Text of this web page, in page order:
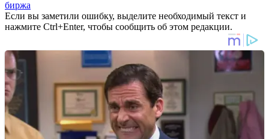
биржа
Если вы заметили ошибку, выделите необходимый текст и
нажмите Ctrl+Enter, чтобы сообщить об этом редакции.